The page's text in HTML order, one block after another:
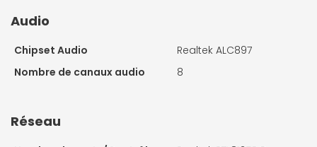
Audio
Chipset Audio
Realtek ALC897
Nombre de canaux audio
8
Réseau